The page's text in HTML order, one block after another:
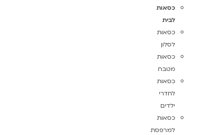
כסאות
לבית
כסאות
לסלון
כסאות
מטבח
כסאות
לחדרי
ילדים
כסאות
למרפסת